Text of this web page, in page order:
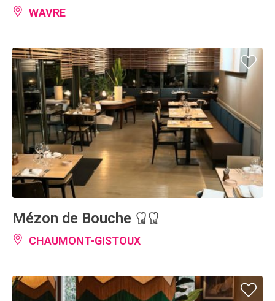
WAVRE
Mézon de Bouche
CHAUMONT-GISTOUX